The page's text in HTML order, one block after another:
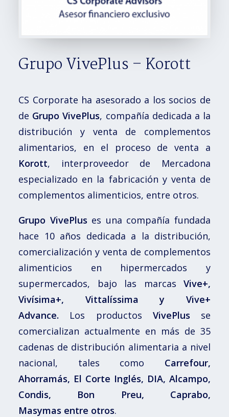
Grupo VivePlus – Korott
CS Corporate ha asesorado a los socios de
de Grupo VivePlus, compañía dedicada a la
distribución y venta de complementos
alimentarios, en el proceso de venta a
Korott, interproveedor de Mercadona
especializado en la fabricación y venta de
complementos alimenticios, entre otros.
Grupo VivePlus es una compañía fundada
hace 10 años dedicada a la distribución,
comercialización y venta de complementos
alimenticios en hipermercados y
supermercados, bajo las marcas Vive+,
Vivísima+, Vittalíssima y Vive+
Advance. Los productos VivePlus
se
comercializan actualmente en más de 35
cadenas de distribución alimentaria a nivel
nacional, tales como Carrefour,
Ahorramás, El Corte Inglés, DIA, Alcampo,
Condis, Bon Preu, Caprabo,
Masymas entre otros.